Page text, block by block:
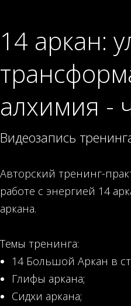
14 аркан:
алхимия -
Видеозапись
Авторский тренинг-
работе с энергией 14
аркана.
Темы тренинга:
14 Большой Аркан в
Глифы аркана;
Сидхи аркана;